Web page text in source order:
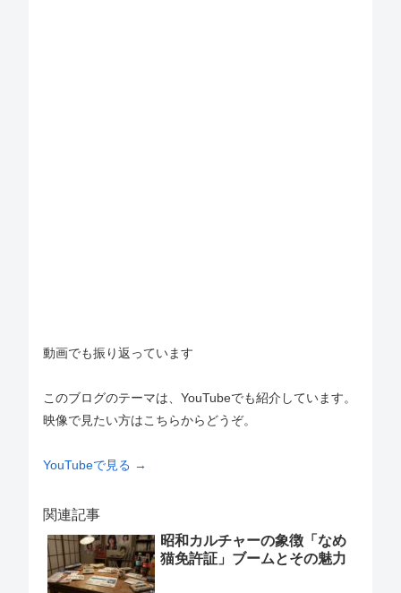
動画でも振り返っています
このブログのテーマは、YouTubeでも紹介しています。
映像で見たい方はこちらからどうぞ。
YouTubeで見る →
関連記事
昭和カルチャーの象徴「なめ
猫免許証」ブームとその魅力